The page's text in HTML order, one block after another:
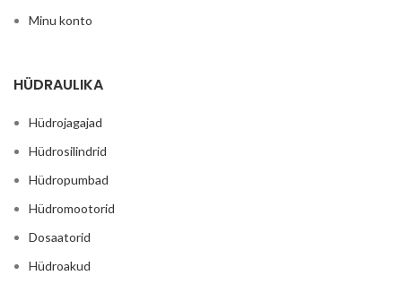
Minu konto
HÜDRAULIKA
Hüdrojagajad
Hüdrosilindrid
Hüdropumbad
Hüdromootorid
Dosaatorid
Hüdroakud